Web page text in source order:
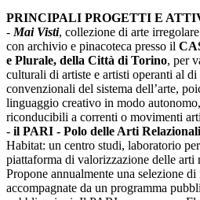
PRINCIPALI PROGETTI E
- Mai Visti, collezione di arte
con archivio e pinacoteca presso il
e Plurale, della Città di Torino, per
culturali di artiste e artisti operanti al
convenzionali del sistema dell’arte,
linguaggio creativo in modo
riconducibili a correnti o movimenti
- il PARI - Polo delle Arti
Habitat: un centro studi, laboratorio
piattaforma di valorizzazione delle arti
Propone annualmente una selezione
accompagnate da un programma